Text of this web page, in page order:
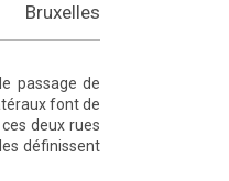
Bruxelles
passage de
font de
deux rues
définissent